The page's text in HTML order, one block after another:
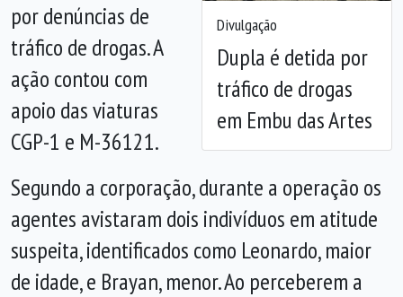
Divulgação
Dupla é detida por
tráfico de drogas
em Embu das Artes
por denúncias de
tráfico de drogas. A
ação contou com
apoio das viaturas
CGP-1 e M-36121.
Segundo a corporação, durante a operação os
agentes avistaram dois indivíduos em atitude
suspeita, identificados como Leonardo, maior
de idade, e Brayan, menor. Ao perceberem a